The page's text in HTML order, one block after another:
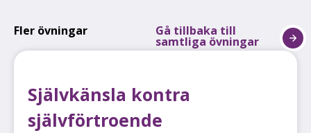
Fler övningar Gå tillbaka till
samtliga övningar
Självkänsla kontra
självförtroende